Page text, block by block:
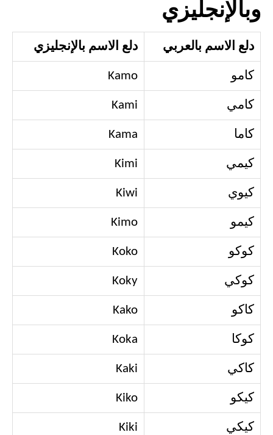
وبالإنجليزي
دلع الاسم بالعربي دلع الاسم بالإنجليزي
كامو Kamo
كامي Kami
كاما Kama
كيمي Kimi
كيوي Kiwi
كيمو Kimo
كوكو Koko
كوكي Koky
كاكو Kako
كوكا Koka
كاكي Kaki
كيكو Kiko
كيكي Kiki